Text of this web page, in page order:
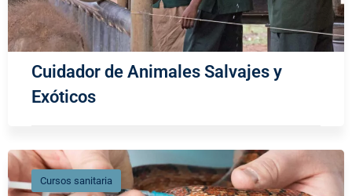
Cuidador de Animales Salvajes y
Exóticos
Cursos sanitaria